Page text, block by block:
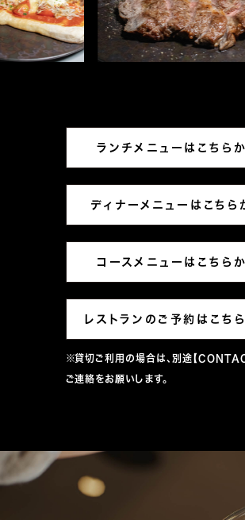
ランチメニューはこちらか
ディナーメニューはこちら
コースメニューはこちらか
レストランのご予約はこち
※貸切ご利用の場合は、別途 【
ご連絡をお願いします。